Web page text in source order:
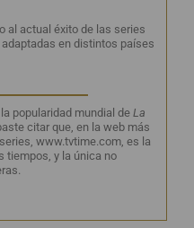
al actual éxito de las series
en distintos países
popularidad mundial de La
citar que, en la web más
www.tvtime.com, es la
tiempos, y la única no